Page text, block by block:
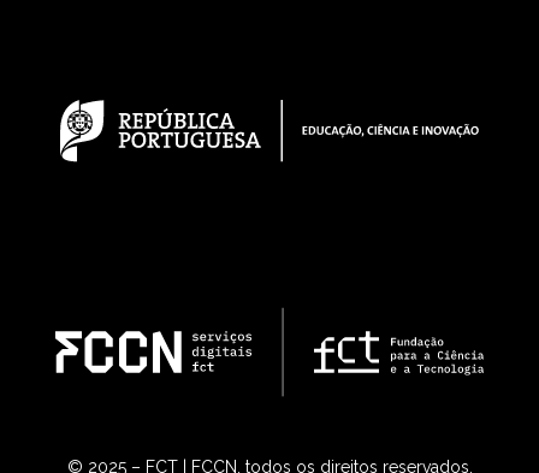
© 2025 – FCT | FCCN, todos os direitos reservados.